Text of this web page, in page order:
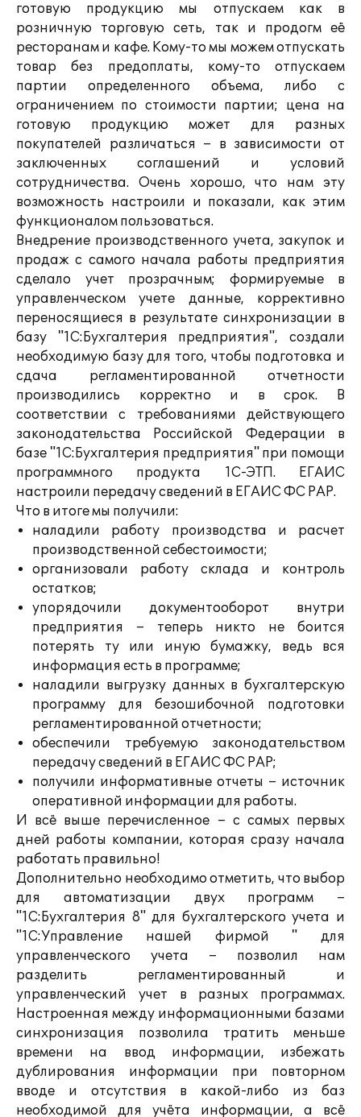
готовую продукцию мы отпускаем как в
розничную торговую сеть, так и продогм её
ресторанам и кафе. Кому-то мы можем отпускать
товар без предоплаты, кому-то отпускаем
партии определенного объема, либо с
ограничением по стоимости партии; цена на
готовую продукцию может для разных
покупателей различаться – в зависимости от
заключенных соглашений и условий
сотрудничества. Очень хорошо, что нам эту
возможность настроили и показали, как этим
функционалом пользоваться.
Внедрение производственного учета, закупок и
продаж с самого начала работы предприятия
сделало учет прозрачным; формируемые в
управленческом учете данные, коррективно
переносящиеся в результате синхронизации в
базу "1С:Бухгалтерия предприятия", создали
необходимую базу для того, чтобы подготовка и
сдача регламентированной отчетности
производились корректно и в срок. В
соответствии с требованиями действующего
законодательства Российской Федерации в
базе "1С:Бухгалтерия предприятия" при помощи
программного продукта 1С-ЭТП. ЕГАИС
настроили передачу сведений в ЕГАИС ФС РАР.
Что в итоге мы получили:
наладили работу производства и расчет
производственной себестоимости;
организовали работу склада и контроль
остатков;
упорядочили документооборот внутри
предприятия – теперь никто не боится
потерять ту или иную бумажку, ведь вся
информация есть в программе;
наладили выгрузку данных в бухгалтерскую
программу для безошибочной подготовки
регламентированной отчетности;
обеспечили требуемую законодательством
передачу сведений в ЕГАИС ФС РАР;
получили информативные отчеты – источник
оперативной информации для работы.
И всё выше перечисленное – с самых первых
дней работы компании, которая сразу начала
работать правильно!
Дополнительно необходимо отметить, что выбор
для автоматизации двух программ –
"1С:Бухгалтерия 8" для бухгалтерского учета и
"1С:Управление нашей фирмой " для
управленческого учета – позволил нам
разделить регламентированный и
управленческий учет в разных программах.
Настроенная между информационными базами
синхронизация позволила тратить меньше
времени на ввод информации, избежать
дублирования информации при повторном
вводе и отсутствия в какой-либо из баз
необходимой для учёта информации, а всё